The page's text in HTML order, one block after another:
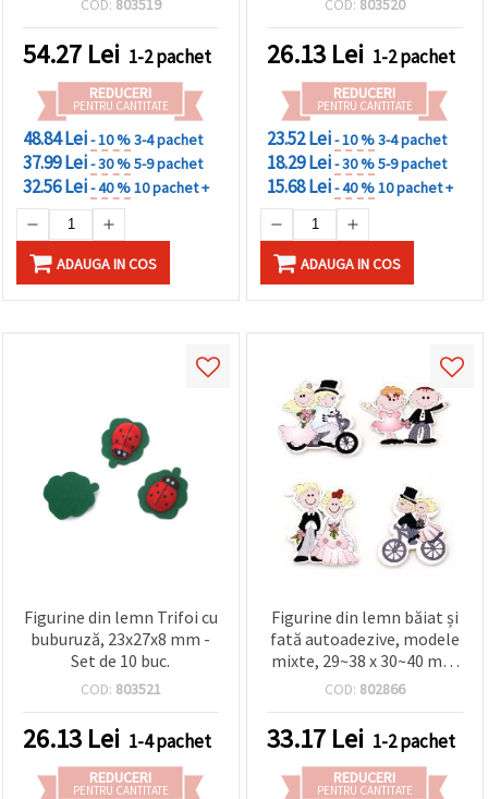
54.27 Lei 1-2 pachet
REDUCERI
PENTRU CANTITATE
48.84 Lei- 10 %3-4 pachet
37.99 Lei- 30 %5-9 pachet
32.56 Lei- 40 %10 pachet +
ADAUGA IN COS
26.13 Lei 1-2 pachet
REDUCERI
PENTRU CANTITATE
23.52 Lei- 10 %3-4 pachet
18.29 Lei- 30 %5-9 pachet
15.68 Lei- 40 %10 pachet +
ADAUGA IN COS
Figurine din lemn Trifoi cu
buburuză, 23x27x8 mm -
Set de 10 buc.
COD: 803521
26.13 Lei 1-4 pachet
REDUCERI
PENTRU CANTITATE
Figurine din lemn băiat și
fată autoadezive, modele
mixte, 29~38 x 30~40 mm
- set de 10 buc.
COD: 802866
33.17 Lei 1-2 pachet
REDUCERI
PENTRU CANTITATE